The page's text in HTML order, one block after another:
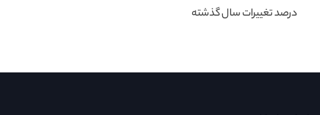
درصد تغییرات سال گذشته